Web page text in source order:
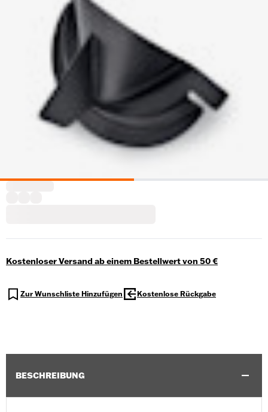
Kostenloser Versand ab einem Bestellwert von 50 €
Zur Wunschliste Hinzufügen Kostenlose Rückgabe
BESCHREIBUNG